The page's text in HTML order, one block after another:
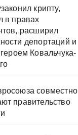
крипту,
в правах
расширил
депортаций и
Ковальчука-
совместно
правительство